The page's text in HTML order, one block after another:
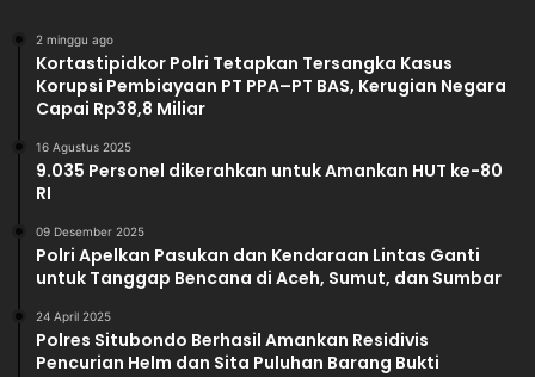
2 minggu ago
Kortastipidkor Polri Tetapkan Tersangka Kasus
Korupsi Pembiayaan PT PPA–PT BAS, Kerugian Negara
Capai Rp38,8 Miliar
16 Agustus 2025
9.035 Personel dikerahkan untuk Amankan HUT ke-80
RI
09 Desember 2025
Polri Apelkan Pasukan dan Kendaraan Lintas Ganti
untuk Tanggap Bencana di Aceh, Sumut, dan Sumbar
24 April 2025
Polres Situbondo Berhasil Amankan Residivis
Pencurian Helm dan Sita Puluhan Barang Bukti